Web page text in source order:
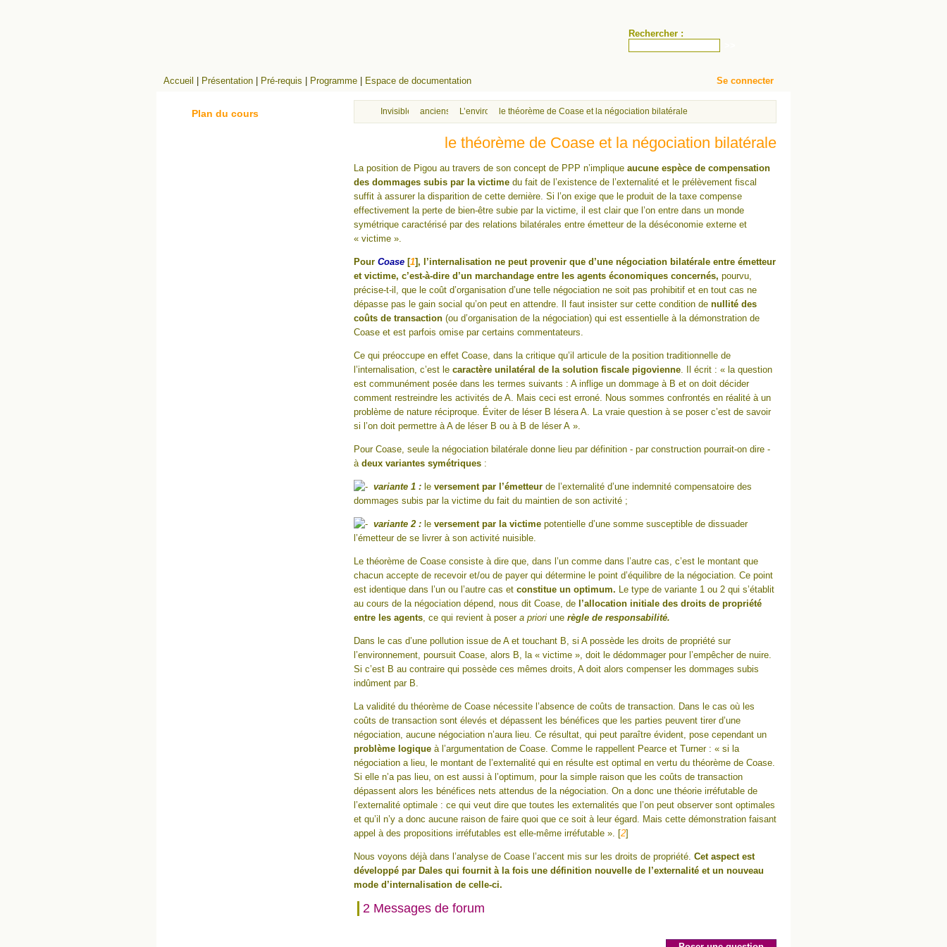
Rechercher :
Accueil Présentation Pré-requis Programme Espace de documentation Se connecter
Invisibles anciens cours effets pollution/santé/bien-être/économie
L’environnement considéré comme un bien économique : de la "Tragédie des Biens Communs" à l’application du protocole
le théorème de Coase et la négociation bilatérale
le théorème de Coase et la négociation bilatérale
La position de Pigou au travers de son concept de PPP n’implique aucune espèce de compensation
des dommages subis par la victime du fait de l’existence de l’externalité et le prélèvement fiscal
suffit à assurer la disparition de cette dernière. Si l’on exige que le produit de la taxe compense
effectivement la perte de bien-être subie par la victime, il est clair que l’on entre dans un monde
symétrique caractérisé par des relations bilatérales entre émetteur de la déséconomie externe et
« victime ».
Pour Coase [1], l’internalisation ne peut provenir que d’une négociation bilatérale entre émetteur
et victime, c’est-à-dire d’un marchandage entre les agents économiques concernés, pourvu,
précise-t-il, que le coût d’organisation d’une telle négociation ne soit pas prohibitif et en tout cas ne
dépasse pas le gain social qu’on peut en attendre. Il faut insister sur cette condition de nullité des
coûts de transaction (ou d’organisation de la négociation) qui est essentielle à la démonstration de
Coase et est parfois omise par certains commentateurs.
Ce qui préoccupe en effet Coase, dans la critique qu’il articule de la position traditionnelle de
l’internalisation, c’est le caractère unilatéral de la solution fiscale pigovienne . Il écrit : « la question
est communément posée dans les termes suivants : A inflige un dommage à B et on doit décider
comment restreindre les activités de A. Mais ceci est erroné. Nous sommes confrontés en réalité à un
problème de nature réciproque. Éviter de léser B lésera A. La vraie question à se poser c’est de savoir
si l’on doit permettre à A de léser B ou à B de léser A ».
Pour Coase, seule la négociation bilatérale donne lieu par définition - par construction pourrait-on dire -
à deux variantes symétriques :
variante 1 : le versement par l’émetteur de l’externalité d’une indemnité compensatoire des
dommages subis par la victime du fait du maintien de son activité ;
variante 2 : le versement par la victime potentielle d’une somme susceptible de dissuader
l’émetteur de se livrer à son activité nuisible.
Le théorème de Coase consiste à dire que, dans l’un comme dans l’autre cas, c’est le montant que
chacun accepte de recevoir et/ou de payer qui détermine le point d’équilibre de la négociation. Ce point
est identique dans l’un ou l’autre cas et constitue un optimum. Le type de variante 1 ou 2 qui s’établit
au cours de la négociation dépend, nous dit Coase, de l’allocation initiale des droits de propriété
entre les agents , ce qui revient à poser a priori une règle de responsabilité.
Dans le cas d’une pollution issue de A et touchant B, si A possède les droits de propriété sur
l’environnement, poursuit Coase, alors B, la « victime », doit le dédommager pour l’empêcher de nuire.
Si c’est B au contraire qui possède ces mêmes droits, A doit alors compenser les dommages subis
indûment par B.
La validité du théorème de Coase nécessite l’absence de coûts de transaction. Dans le cas où les
coûts de transaction sont élevés et dépassent les bénéfices que les parties peuvent tirer d’une
négociation, aucune négociation n’aura lieu. Ce résultat, qui peut paraître évident, pose cependant un
problème logique à l’argumentation de Coase. Comme le rappellent Pearce et Turner : « si la
négociation a lieu, le montant de l’externalité qui en résulte est optimal en vertu du théorème de Coase.
Si elle n’a pas lieu, on est aussi à l’optimum, pour la simple raison que les coûts de transaction
dépassent alors les bénéfices nets attendus de la négociation. On a donc une théorie irréfutable de
l’externalité optimale : ce qui veut dire que toutes les externalités que l’on peut observer sont optimales
et qu’il n’y a donc aucune raison de faire quoi que ce soit à leur égard. Mais cette démonstration faisant
appel à des propositions irréfutables est elle-même irréfutable ».
[2]
Nous voyons déjà dans l’analyse de Coase l’accent mis sur les droits de propriété. Cet aspect est
développé par Dales qui fournit à la fois une définition nouvelle de l’externalité et un nouveau
mode d’internalisation de celle-ci.
2 Messages de forum
Plan du cours